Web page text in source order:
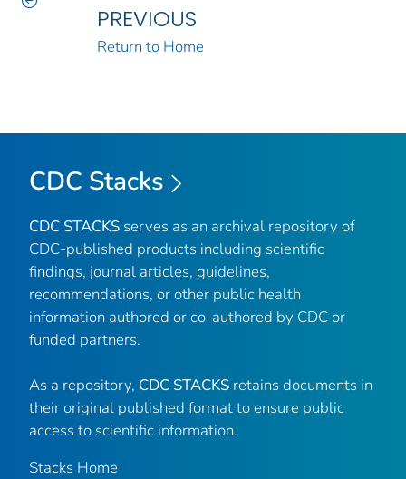
PREVIOUS
Return to Home
CDC Stacks
CDC STACKS serves as an archival repository of
CDC-published products including scientific
findings, journal articles, guidelines,
recommendations, or other public health
information authored or co-authored by CDC or
funded partners.
As a repository, CDC STACKS retains documents in
their original published format to ensure public
access to scientific information.
Stacks Home